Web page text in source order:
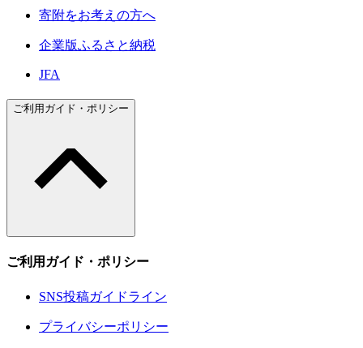
寄附をお考えの方へ
企業版ふるさと納税
JFA
ご利用ガイド・ポリシー
ご利用ガイド・ポリシー
SNS投稿ガイドライン
プライバシーポリシー